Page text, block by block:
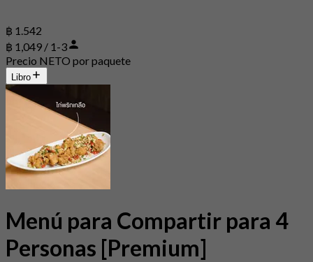
฿ 1.542
฿ 1,049 / 1-3
Precio NETO por paquete
Libro
Menú para Compartir para 4
Personas [Premium]